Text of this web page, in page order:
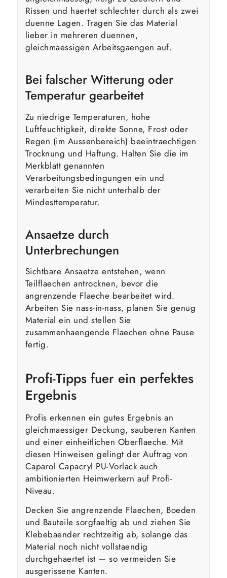
Rissen und haertet schlechter durch als zwei
duenne Lagen. Tragen Sie das Material
lieber in mehreren duennen,
gleichmaessigen Arbeitsgaengen auf.
Bei falscher Witterung oder
Temperatur gearbeitet
Zu niedrige Temperaturen, hohe
Luftfeuchtigkeit, direkte Sonne, Frost oder
Regen (im Aussenbereich) beeintraechtigen
Trocknung und Haftung. Halten Sie die im
Merkblatt genannten
Verarbeitungsbedingungen ein und
verarbeiten Sie nicht unterhalb der
Mindesttemperatur.
Ansaetze durch
Unterbrechungen
Sichtbare Ansaetze entstehen, wenn
Teilflaechen antrocknen, bevor die
angrenzende Flaeche bearbeitet wird.
Arbeiten Sie nass-in-nass, planen Sie genug
Material ein und stellen Sie
zusammenhaengende Flaechen ohne Pause
fertig.
Profi-Tipps fuer ein perfektes
Ergebnis
Profis erkennen ein gutes Ergebnis an
gleichmaessiger Deckung, sauberen Kanten
und einer einheitlichen Oberflaeche. Mit
diesen Hinweisen gelingt der Auftrag von
Caparol Capacryl PU-Vorlack auch
ambitionierten Heimwerkern auf Profi-
Niveau.
Decken Sie angrenzende Flaechen, Boeden
und Bauteile sorgfaeltig ab und ziehen Sie
Klebebaender rechtzeitig ab, solange das
Material noch nicht vollstaendig
durchgehaertet ist — so vermeiden Sie
ausgerissene Kanten.